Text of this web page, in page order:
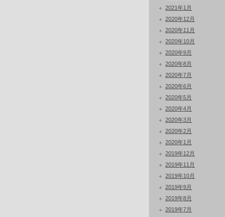
2021年1月
2020年12月
2020年11月
2020年10月
2020年9月
2020年8月
2020年7月
2020年6月
2020年5月
2020年4月
2020年3月
2020年2月
2020年1月
2019年12月
2019年11月
2019年10月
2019年9月
2019年8月
2019年7月